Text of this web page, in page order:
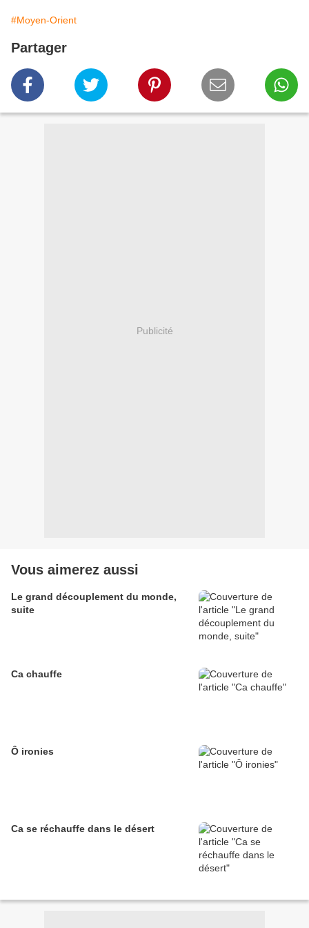
#Moyen-Orient
Partager
Publicité
Vous aimerez aussi
Le grand découplement du monde,
suite
Ca chauffe
Ô ironies
Ca se réchauffe dans le désert